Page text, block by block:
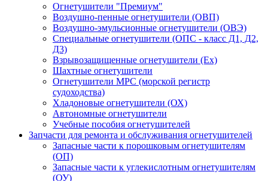
Огнетушители "Премиум"
Воздушно-пенные огнетушители (ОВП)
Воздушно-эмульсионные огнетушители (ОВЭ)
Специальные огнетушители (ОПС - класс Д1, Д2,
Д3)
Взрывозащищенные огнетушители (Ex)
Шахтные огнетушители
Огнетушители МРС (морской регистр
судоходства)
Хладоновые огнетушители (ОХ)
Автономные огнетушители
Учебные пособия огнетушителей
Запчасти для ремонта и обслуживания огнетушителей
Запасные части к порошковым огнетушителям
(ОП)
Запасные части к углекислотным огнетушителям
(ОУ)